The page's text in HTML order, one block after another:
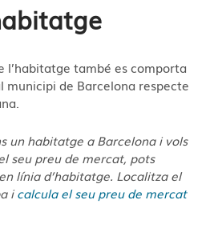
l’habitatge també es comporta
municipi de Barcelona respecte
un habitatge a Barcelona i vols
seu preu de mercat, pots
línia d’habitatge. Localitza el
icalcula el seu preu de mercat